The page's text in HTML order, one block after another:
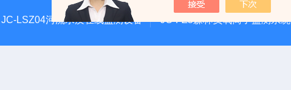
JC-LSZ04河流水质在线监测设备 JC-FZ5森林负氧离子监测系统